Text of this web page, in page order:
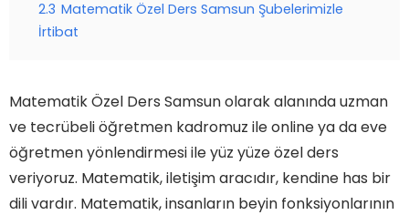
2.3 Matematik Özel Ders Samsun Şubelerimizle
İrtibat
Matematik Özel Ders Samsun olarak alanında uzman
ve tecrübeli öğretmen kadromuz ile online ya da eve
öğretmen yönlendirmesi ile yüz yüze özel ders
veriyoruz. Matematik, iletişim aracıdır, kendine has bir
dili vardır. Matematik, insanların beyin fonksiyonlarının